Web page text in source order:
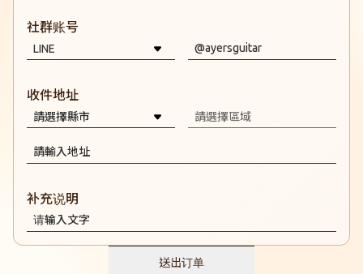
KOI
AX BR KOI
TIGER
Wolf
SOL (DSOL)
CSRL (DCSRL)
社群账号
收件地址
补充说明
送出订单